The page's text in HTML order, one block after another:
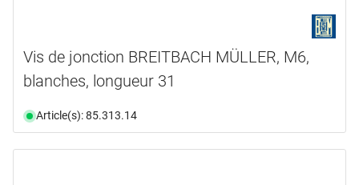
Vis de jonction BREITBACH MÜLLER, M6,
blanches, longueur 31
Article(s): 85.313.14